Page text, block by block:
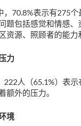
70.8%表示有275个
题包括感觉和情感、
资源、照顾者的能力
力
222人（65.1%）表示
额外的压力。
境